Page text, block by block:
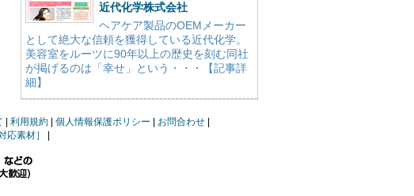
近代化学株式会社
ヘアケア製品のOEMメーカー
として絶大な信頼を獲得している近代化学。
美容室をルーツに90年以上の歴史を刻む同社
が掲げるのは「幸せ」という・・・【記事詳
細】
利用規約 個人情報保護ポリシー
お問合わせ
応素材］